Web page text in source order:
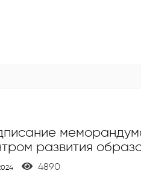
университете
развития
4890